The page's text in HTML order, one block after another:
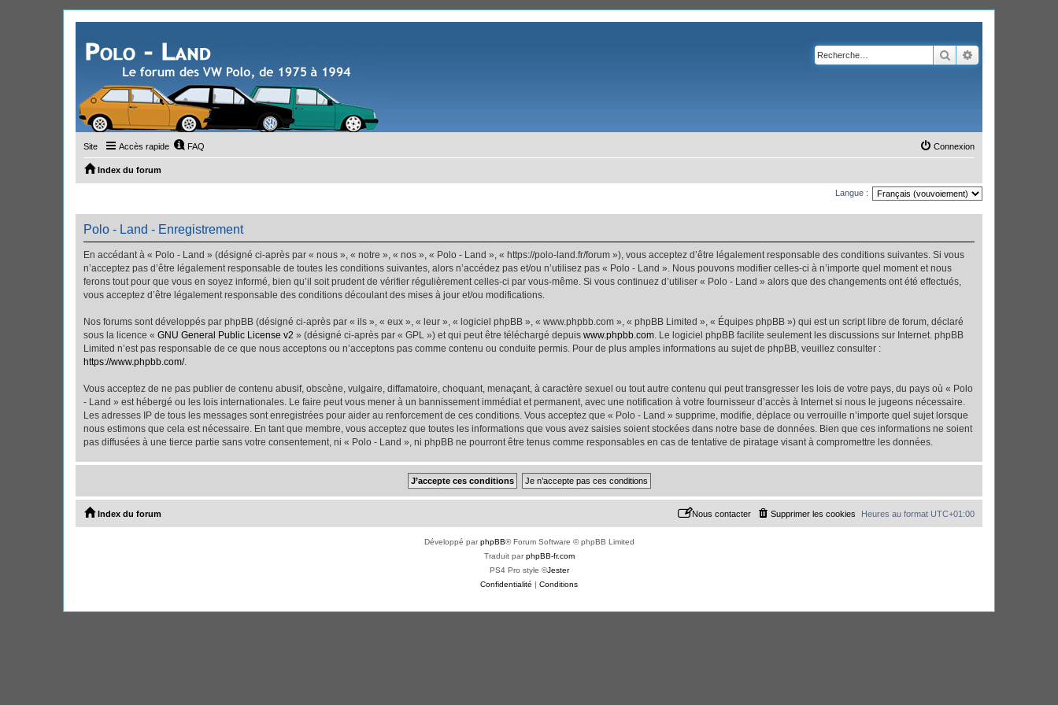
Rechercher
Site Accès rapide FAQ Connexion
Index du forum
Langue :
Polo - Land - Enregistrement
En accédant à « Polo - Land » (désigné ci-après par « nous », « notre », « nos », « Polo - Land », « https://polo-land.fr/forum »), vous acceptez d’être légalement responsable des conditions suivantes. Si vous
n’acceptez pas d’être légalement responsable de toutes les conditions suivantes, alors n’accédez pas et/ou n’utilisez pas « Polo - Land ». Nous pouvons modifier celles-ci à n’importe quel moment et nous
ferons tout pour que vous en soyez informé, bien qu’il soit prudent de vérifier régulièrement celles-ci par vous-même. Si vous continuez d’utiliser « Polo - Land » alors que des changements ont été effectués,
vous acceptez d’être légalement responsable des conditions découlant des mises à jour et/ou modifications.
Nos forums sont développés par phpBB (désigné ci-après par « ils », « eux », « leur », « logiciel phpBB », « www.phpbb.com », « phpBB Limited », « Équipes phpBB ») qui est un script libre de forum, déclaré
sous la licence « GNU General Public License v2 » (désigné ci-après par « GPL ») et qui peut être téléchargé depuis www.phpbb.com . Le logiciel phpBB facilite seulement les discussions sur Internet. phpBB
Limited n’est pas responsable de ce que nous acceptons ou n’acceptons pas comme contenu ou conduite permis. Pour de plus amples informations au sujet de phpBB, veuillez consulter :
https://www.phpbb.com/.
Vous acceptez de ne pas publier de contenu abusif, obscène, vulgaire, diffamatoire, choquant, menaçant, à caractère sexuel ou tout autre contenu qui peut transgresser les lois de votre pays, du pays où « Polo
- Land » est hébergé ou les lois internationales. Le faire peut vous mener à un bannissement immédiat et permanent, avec une notification à votre fournisseur d’accès à Internet si nous le jugeons nécessaire.
Les adresses IP de tous les messages sont enregistrées pour aider au renforcement de ces conditions. Vous acceptez que « Polo - Land » supprime, modifie, déplace ou verrouille n’importe quel sujet lorsque
nous estimons que cela est nécessaire. En tant que membre, vous acceptez que toutes les informations que vous avez saisies soient stockées dans notre base de données. Bien que ces informations ne soient
pas diffusées à une tierce partie sans votre consentement, ni « Polo - Land », ni phpBB ne pourront être tenus comme responsables en cas de tentative de piratage visant à compromettre les données.
Index du forum Heures au format UTC+01:00
Supprimer les cookies
Nous contacter
Développé parphpBB® Forum Software © phpBB Limited
Traduit parphpBB-fr.com
PS4 Pro style ©Jester
Confidentialité | Conditions